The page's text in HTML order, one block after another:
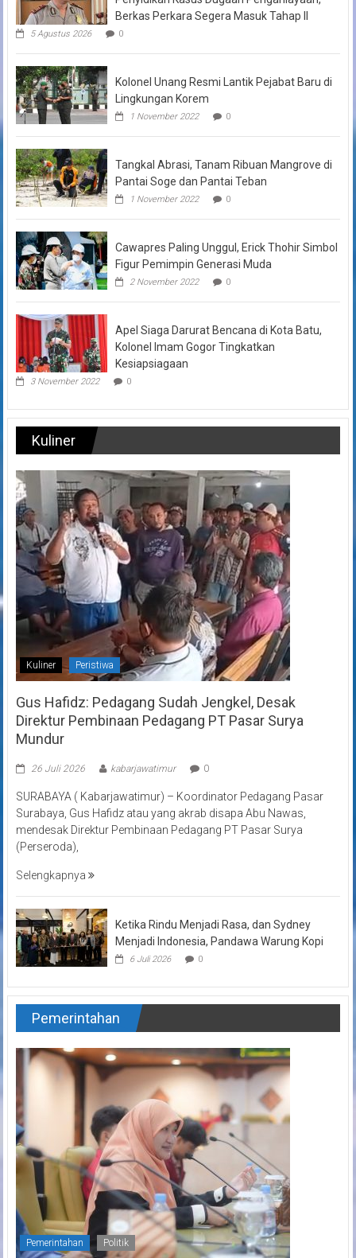
Berkas Perkara Segera Masuk Tahap II
5 Agustus 2026 0
Kolonel Unang Resmi Lantik Pejabat Baru di
Lingkungan Korem
1 November 2022 0
Tangkal Abrasi, Tanam Ribuan Mangrove di
Pantai Soge dan Pantai Teban
1 November 2022 0
Cawapres Paling Unggul, Erick Thohir Simbol
Figur Pemimpin Generasi Muda
2 November 2022 0
Apel Siaga Darurat Bencana di Kota Batu,
Kolonel Imam Gogor Tingkatkan
Kesiapsiagaan
3 November 2022 0
Kuliner
Kuliner Peristiwa
Gus Hafidz: Pedagang Sudah Jengkel, Desak
Direktur Pembinaan Pedagang PT Pasar Surya
Mundur
26 Juli 2026 kabarjawatimur 0
SURABAYA ( Kabarjawatimur) – Koordinator Pedagang Pasar
Surabaya, Gus Hafidz atau yang akrab disapa Abu Nawas,
mendesak Direktur Pembinaan Pedagang PT Pasar Surya
(Perseroda),
Selengkapnya
Ketika Rindu Menjadi Rasa, dan Sydney
Menjadi Indonesia, Pandawa Warung Kopi
6 Juli 2026 0
Pemerintahan
Pemerintahan Politik